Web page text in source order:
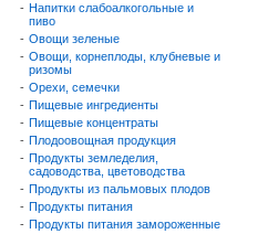
- Напитки слабоалкогольные и
пиво
- Овощи зеленые
- Овощи, корнеплоды, клубневые и
ризомы
- Орехи, семечки
- Пищевые ингредиенты
- Пищевые концентраты
- Плодоовощная продукция
- Продукты земледелия,
садоводства, цветоводства
- Продукты из пальмовых плодов
- Продукты питания
- Продукты питания замороженные